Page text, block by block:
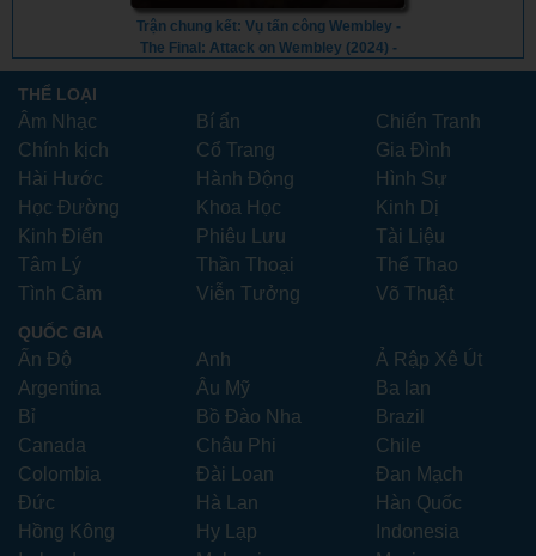
Trận chung kết: Vụ tấn công Wembley -
The Final: Attack on Wembley (2024) -
Vietsub
THỂ LOẠI
Âm Nhạc Bí ẩn
Chiến Tranh
Chính kịch
Cổ Trang
Gia Đình
Hài Hước
Hành Động
Hình Sự
Học Đường
Khoa Học
Kinh Dị
Kinh Điển
Phiêu Lưu
Tài Liệu
Tâm Lý
Thần Thoại
Thể Thao
Tình Cảm
Viễn Tưởng Võ Thuật
QUỐC GIA
Ấn Độ Anh
Ả Rập Xê Út
Argentina
Âu Mỹ
Ba lan
Bỉ
Bồ Đào Nha
Brazil
Canada
Châu Phi
Chile
Colombia
Đài Loan
Đan Mạch
Đức
Hà Lan
Hàn Quốc
Hồng Kông
Hy Lạp
Indonesia